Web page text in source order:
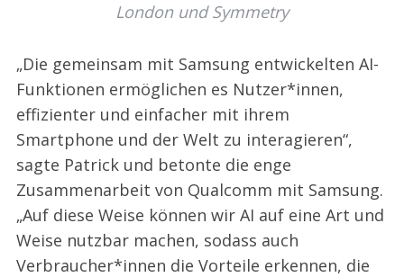
London und Symmetry
„Die gemeinsam mit Samsung entwickelten AI-
Funktionen ermöglichen es Nutzer*innen,
effizienter und einfacher mit ihrem
Smartphone und der Welt zu interagieren“,
sagte Patrick und betonte die enge
Zusammenarbeit von Qualcomm mit Samsung.
„Auf diese Weise können wir AI auf eine Art und
Weise nutzbar machen, sodass auch
Verbraucher*innen die Vorteile erkennen, die